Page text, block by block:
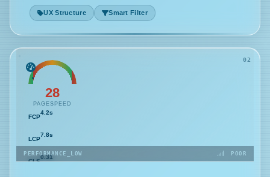
UX Structure Smart Filter
02
PERFORMANCE_LOW POOR
28
PAGESPEED
FCP
4.2s
LCP
7.8s
CLS
0.31